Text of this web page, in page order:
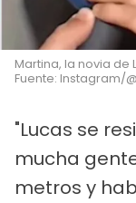
Martina, la novia de
Fuente: Instagram/
"Lucas se
mucha
metros y